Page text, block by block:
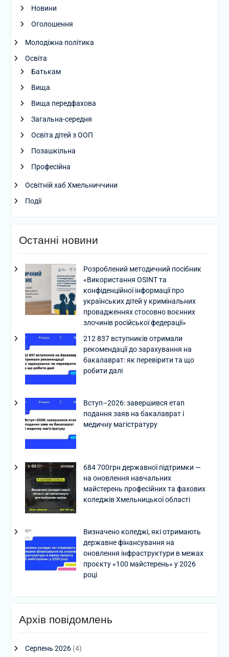
Новини
Оголошення
Молодіжна політика
Освіта
Батькам
Вища
Вища передфахова
Загальна-середня
Освіта дітей з ООП
Позашкільна
Професійна
Освітній хаб Хмельниччини
Події
Останні новини
Розроблений методичний посібник
«Використання OSINT та
конфіденційної інформації про
українських дітей у кримінальних
провадженнях стосовно воєнних
злочинів російської федерації»
212 837 вступників отримали
рекомендації до зарахування на
бакалаврат: як перевірити та що
робити далі
Вступ–2026: завершився етап
подання заяв на бакалаврат і
медичну магістратуру
684 700грн державної підтримки —
на оновлення навчальних
майстерень професійних та фахових
коледжів Хмельницької області
Визначено коледжі, які отримають
державне фінансування на
оновлення інфраструктури в межах
проєкту «100 майстерень» у 2026
році
Архів повідомлень
Серпень 2026(4)